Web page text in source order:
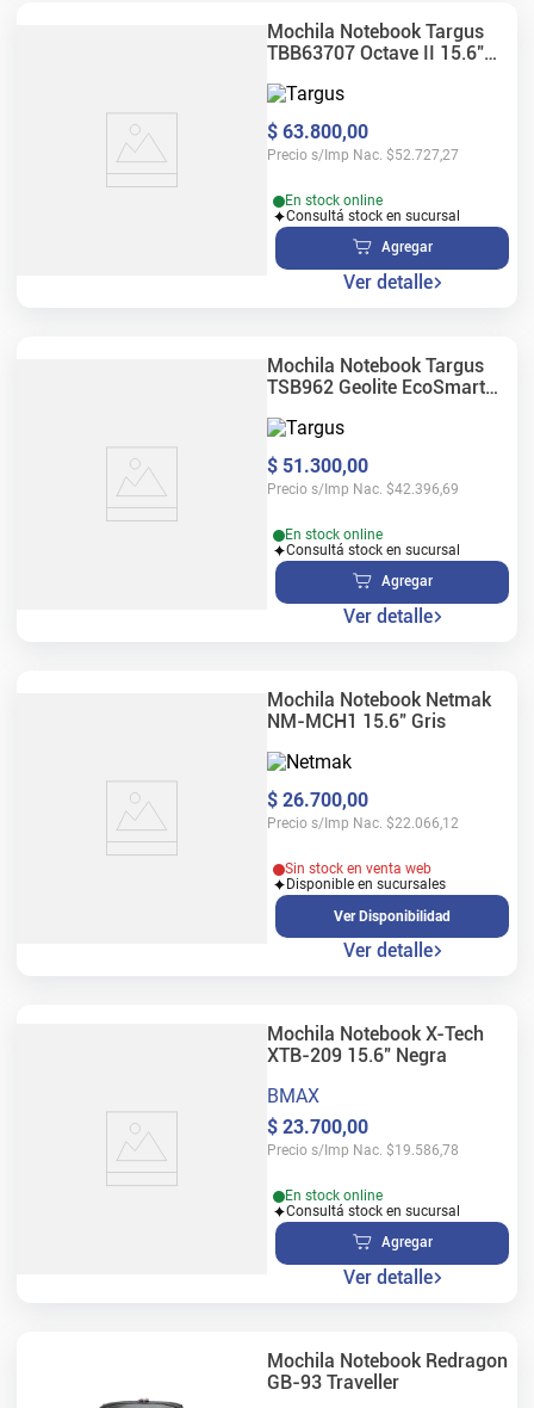
Mochila Notebook Targus
TBB63707 Octave II 15.6"
$ 63.800,00
Precio s/Imp Nac. $52.727,27
En stock online
Consultá stock en sucursal
Agregar
Ver detalle
Mochila Notebook Targus
TSB962 Geolite EcoSmart
$ 51.300,00
Precio s/Imp Nac. $42.396,69
En stock online
Consultá stock en sucursal
Agregar
Ver detalle
Mochila Notebook Netmak
NM-MCH1 15.6" Gris
$ 26.700,00
Precio s/Imp Nac. $22.066,12
Sin stock en venta web
Disponible en sucursales
Ver Disponibilidad
Ver detalle
Mochila Notebook X-Tech
XTB-209 15.6" Negra
BMAX
$ 23.700,00
Precio s/Imp Nac. $19.586,78
En stock online
Consultá stock en sucursal
Agregar
Ver detalle
Mochila Notebook Redragon
GB-93 Traveller